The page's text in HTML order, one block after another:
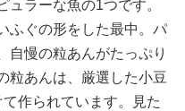
ラーな魚の1つです。
ふぐの形をした最中。パ
自慢の粒あんがたっぷり
粒あんは、厳選した小豆
作られています。見た